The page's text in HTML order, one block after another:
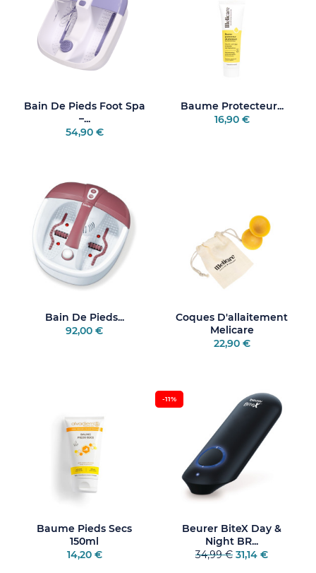
prendre soin de votre peau. Nous avons rassemblé les
meilleures marques pour vous satisfaire.
Bain De Pieds Foot Spa
–...
54,90 €
Baume Protecteur...
16,90 €
Bain De Pieds...
92,00 €
Coques D'allaitement
Melicare
22,90 €
Baume Pieds Secs
150ml
14,20 €
Beurer BiteX Day &
Night BR...
34,99 € 31,14 €
-11%